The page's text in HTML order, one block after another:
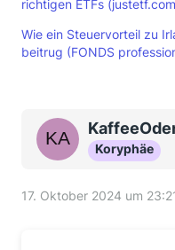
richtigen ETFs
Wie ein Steuervorteil zu
beitrug (FONDS
Koryphäe
17. Oktober 2024 um